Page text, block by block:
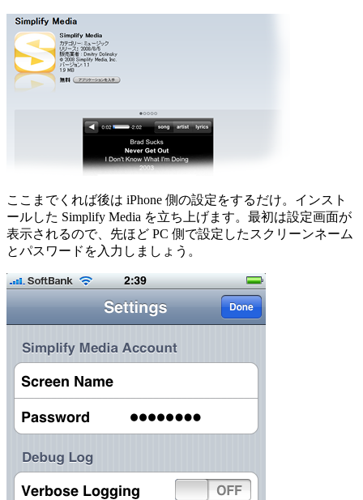
ここまでくれば後は iPhone 側の設定をするだけ。インスト
ールした Simplify Media を立ち上げます。最初は設定画面が
表示されるので、先ほど PC 側で設定したスクリーンネーム
とパスワードを入力しましょう。